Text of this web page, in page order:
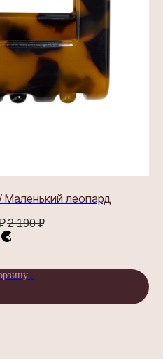
Маленький леопард
₽2 190 ₽